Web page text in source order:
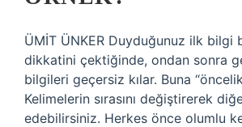
ÜMİT ÜNKER Duyduğunuz ilk bilgi
dikkatini çektiğinde, ondan sonra
bilgileri geçersiz kılar. Buna
Kelimelerin sırasını değiştirerek
edebilirsiniz. Herkes önce olumlu